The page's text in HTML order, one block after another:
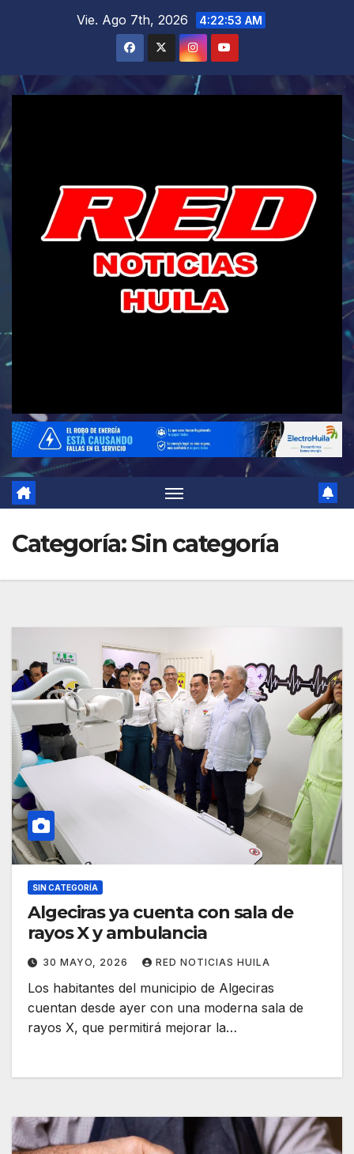
Vie. Ago 7th, 2026 4:22:54 AM
Categoría:Sin categoría
SIN CATEGORÍA
Algeciras ya cuenta con sala de
rayos X y ambulancia
30 MAYO, 2026 RED NOTICIAS HUILA
Los habitantes del municipio de Algeciras
cuentan desde ayer con una moderna sala de
rayos X, que permitirá mejorar la…